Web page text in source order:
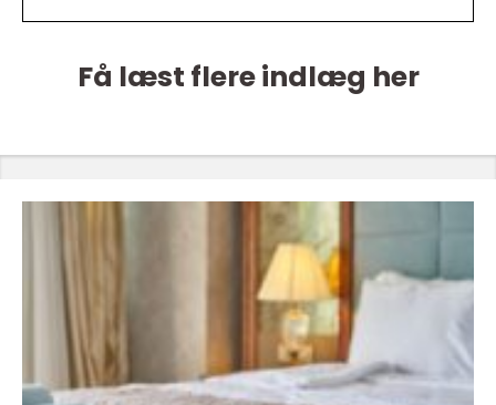
Få læst flere indlæg her